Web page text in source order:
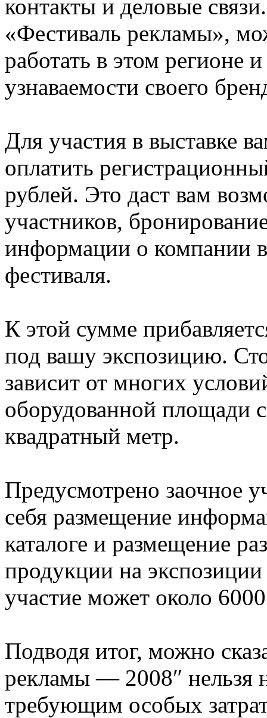
контакты и деловые
«Фестиваль рекламы»,
работать в этом регионе
узнаваемости своего
Для участия в выставке
оплатить
рублей. Это даст вам
участников,
информации о компании
фестиваля.
К этой сумме
под вашу экспозицию.
зависит от многих
оборудованной площади
квадратный метр.
Предусмотрено заочное
себя размещение
каталоге и размещение
продукции на
участие может около
Подводя итог, можно
рекламы — 2008″ нельзя
требующим особых